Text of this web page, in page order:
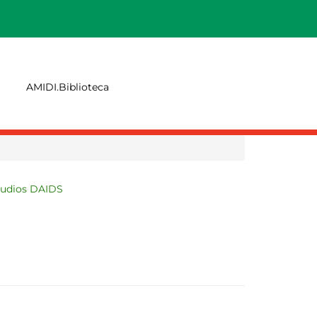
AMIDI.Biblioteca
DAIDS